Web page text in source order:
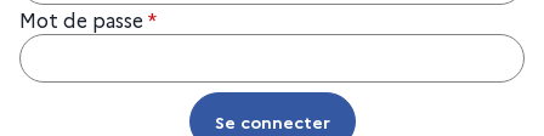
Mot de passe *
Se connecter
Se connecter